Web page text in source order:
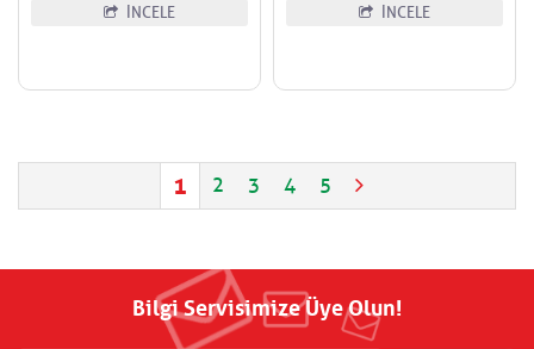
İNCELE İNCELE
1 2 3 4 5
Bilgi Servisimize Üye Olun!